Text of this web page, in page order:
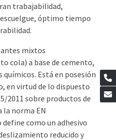
trabajabilidad,
óptimo tiempo
mixtos
cola) a base de cemento,
Está en posesión
en virtud de lo dispuesto
2011 sobre productos de
la norma EN
define como un adhesivo
reducido y